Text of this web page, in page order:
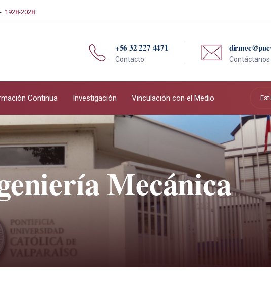
1928-2028
+56 32 227 4471
Contacto Contáctanos
Continua Investigación Vinculación con el Medio
Mecánica